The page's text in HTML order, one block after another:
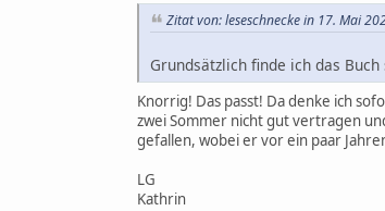
Zitat von: leseschnecke in 17. Mai
Grundsätzlich finde ich das
Knorrig! Das passt! Da denke ich
zwei Sommer nicht gut vertragen
gefallen, wobei er vor ein paar
LG
Kathrin